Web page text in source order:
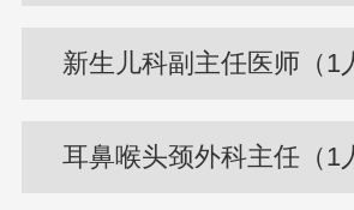
新生儿科副主任医师（1
耳鼻喉头颈外科主任（1